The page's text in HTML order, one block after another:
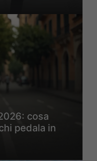
cosa
pedala in